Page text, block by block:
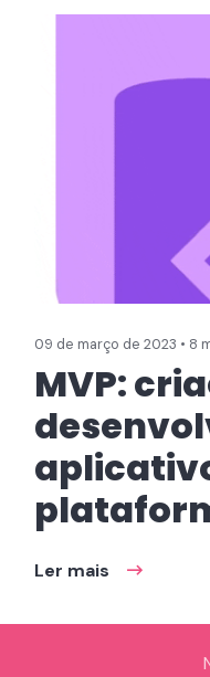
09 de março de 2023 • 8
MVP:
Ler mais